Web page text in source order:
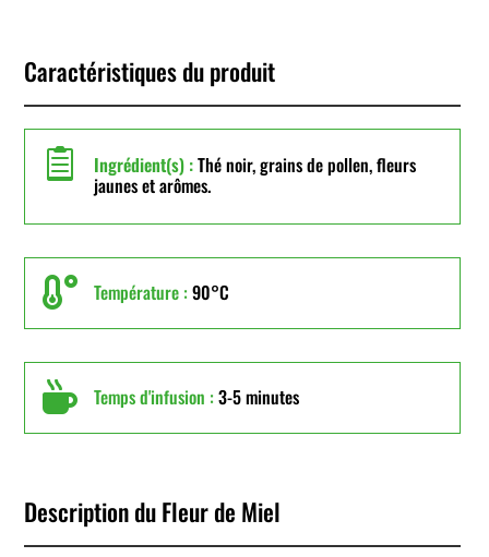
Caractéristiques du produit
 Ingrédient(s) :Thé noir, grains de pollen, fleurs
jaunes et arômes.
 Température : 90°C
 Temps d'infusion : 3-5 minutes
Description du Fleur de Miel